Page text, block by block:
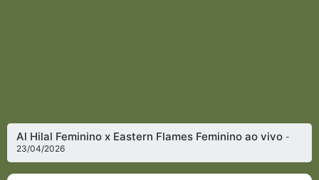
Al Hilal Feminino x Eastern Flames Feminino ao vivo-
23/04/2026